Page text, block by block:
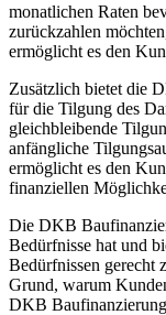
monatlichen Raten
zurückzahlen
ermöglicht es den
Zusätzlich bietet die
für die Tilgung des
gleichbleibende
anfängliche
ermöglicht es den
finanziellen
Die DKB
Bedürfnisse hat und
Bedürfnissen gerecht
Grund, warum
DKB